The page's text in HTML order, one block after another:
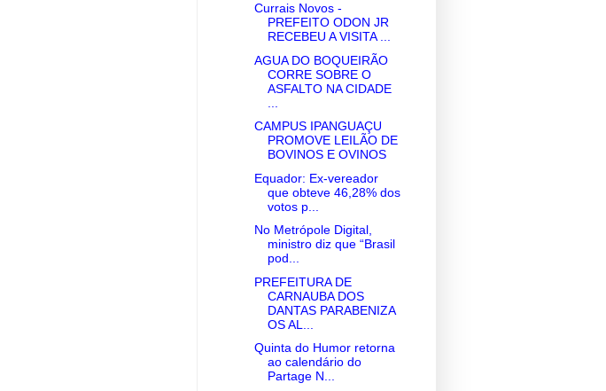
Currais Novos -
PREFEITO ODON JR
RECEBEU A VISITA ...
AGUA DO BOQUEIRÃO
CORRE SOBRE O
ASFALTO NA CIDADE
CAMPUS IPANGUAÇU
PROMOVE LEILÃO DE
BOVINOS E OVINOS
Equador: Ex-vereador
que obteve 46,28% dos
votos p...
No Metrópole Digital,
ministro diz que “Brasil
pod...
PREFEITURA DE
CARNAUBA DOS
DANTAS PARABENIZA
OS AL...
Quinta do Humor retorna
ao calendário do
Partage N...